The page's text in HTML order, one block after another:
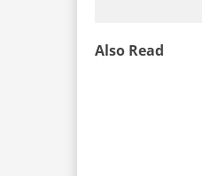
Also Read